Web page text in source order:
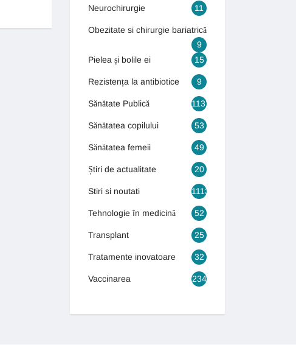
Neurochirurgie 11
Obezitate si chirurgie bariatrică
9
Pielea și bolile ei
15
Rezistența la antibiotice 9
Sănătate Publică 1131
Sănătatea copilului 53
Sănătatea femeii 49
Știri de actualitate 20
Stiri si noutati 1113
Tehnologie în medicină 52
Transplant 25
Tratamente inovatoare 32
Vaccinarea 234